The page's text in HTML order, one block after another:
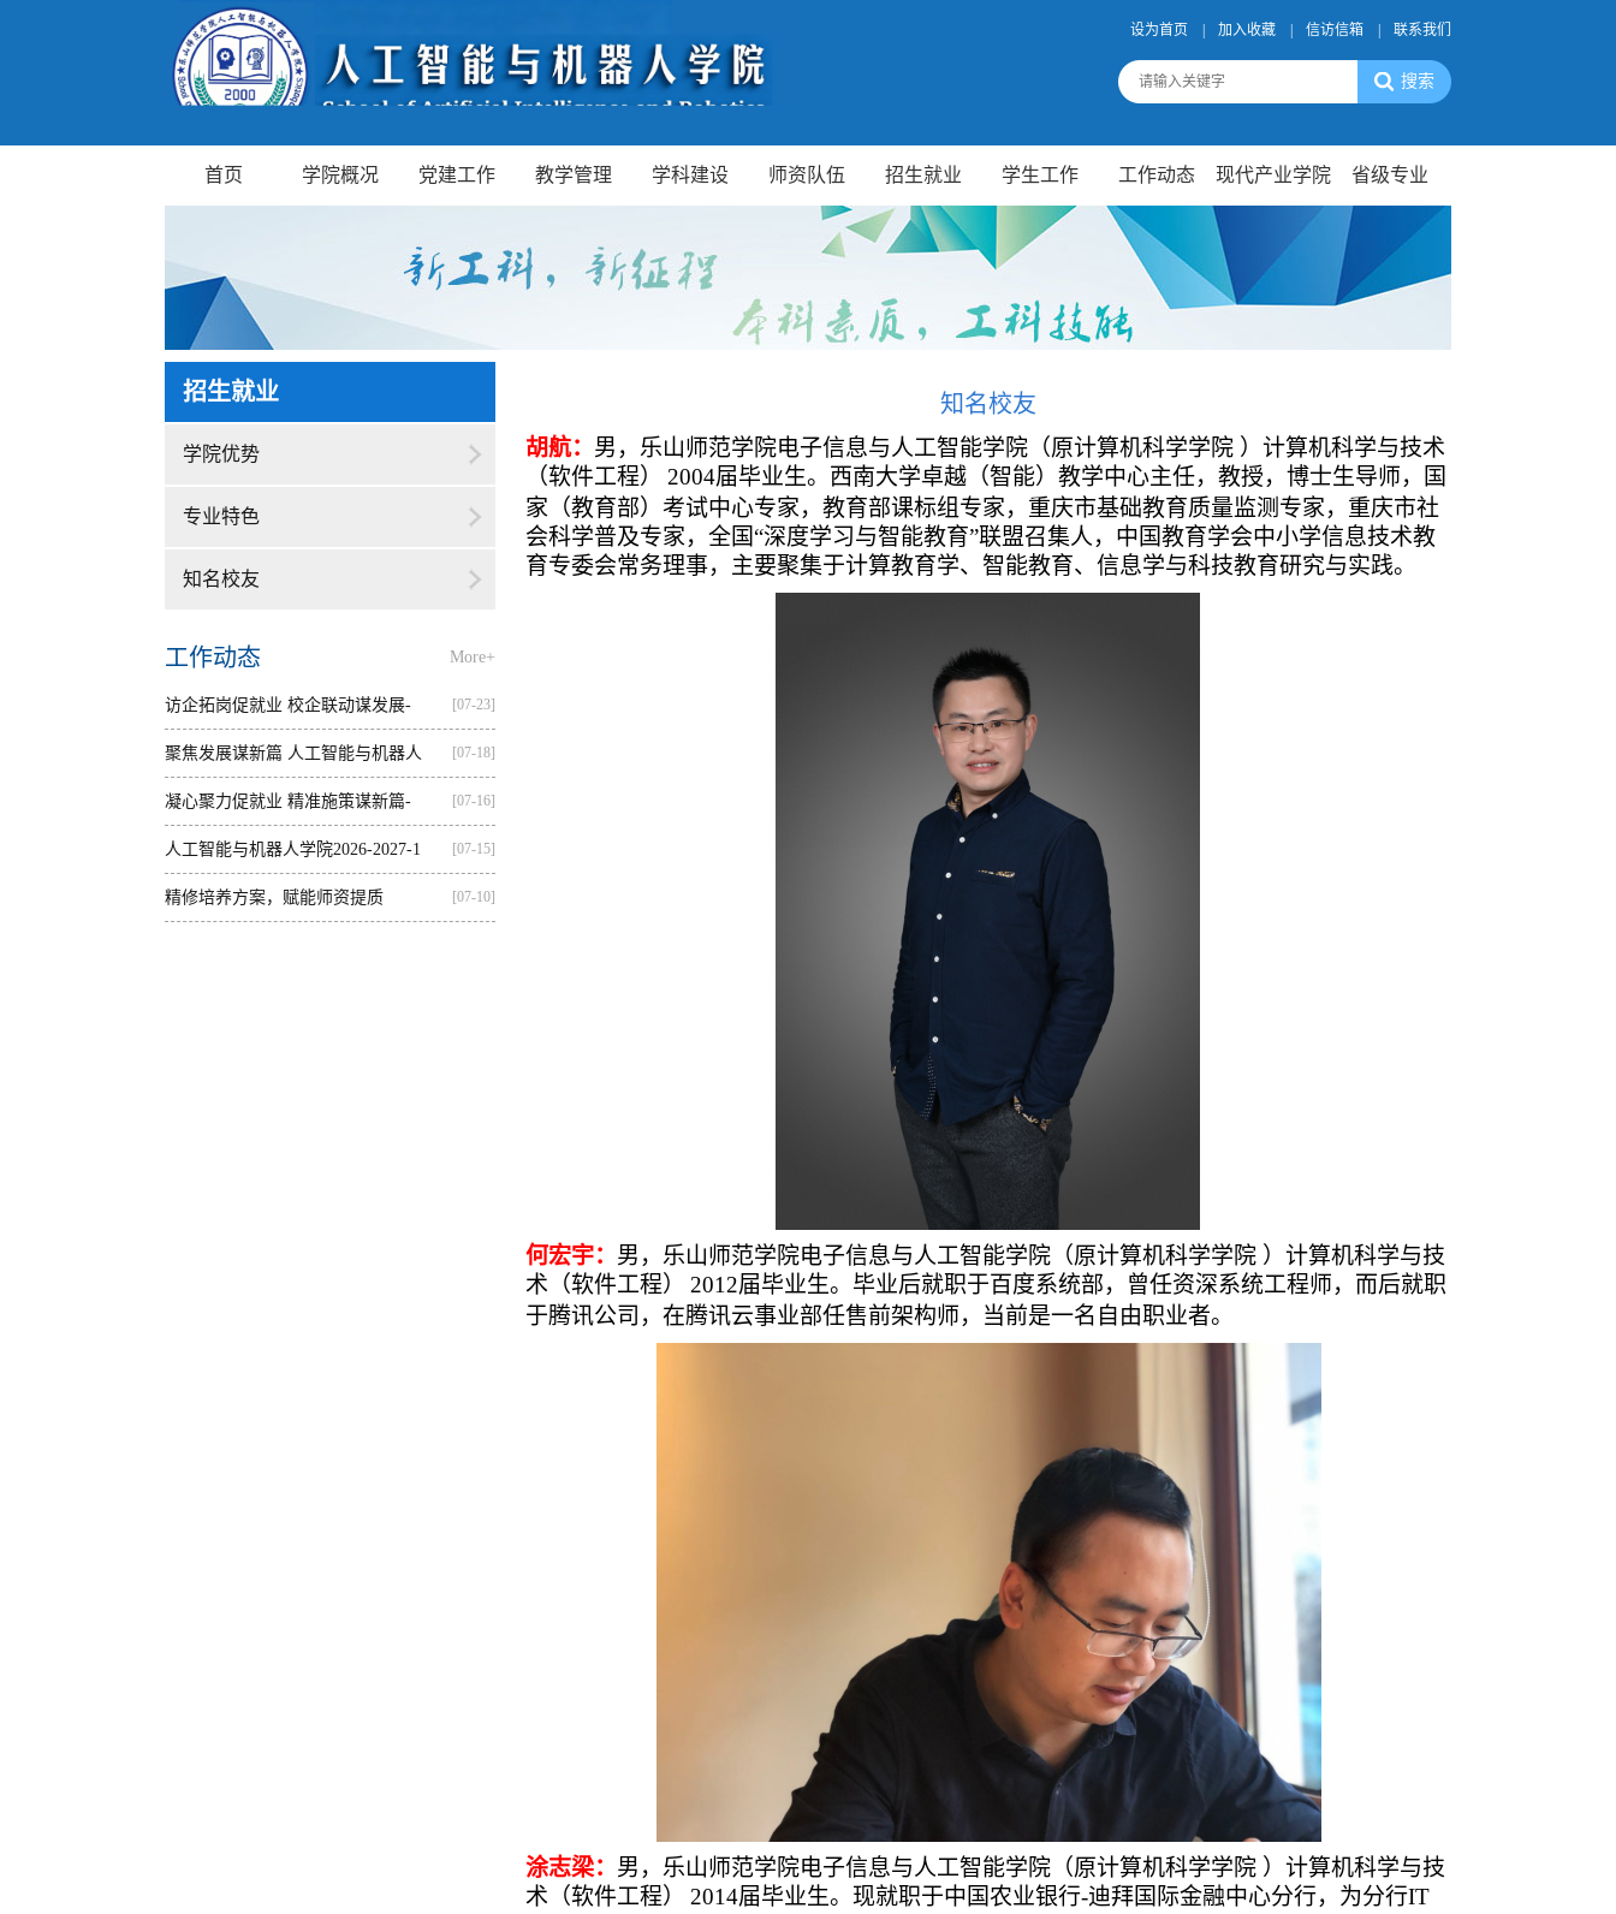
设为首页 加入收藏 信访信箱 联系我们
首页 学院概况 党建工作 教学管理 学科建设 师资队伍 招生就业 学生工作 工作动态 现代产业学院 省级专业
招生就业
学院优势
专业特色
知名校友
工作动态 More+
访企拓岗促就业 校企联动谋发展-
—...
[07-23]
聚焦发展谋新篇 人工智能与机器人
学...
[07-18]
凝心聚力促就业 精准施策谋新篇-
人...
[07-16]
人工智能与机器人学院2026-2027-1
学...
[07-15]
精修培养方案，赋能师资提质 [07-10]
知名校友
胡航： 男 ，乐山师范学院电子信息与人工智能学院（原计算机科学学院 ）计算机科学与技术
（软件工程） 2004届毕业生。 西南大学卓越（智能）教学中心主任，教授，博士生导师，国
家（教育部）考试中心专家，教育部课标组专家，重庆市基础教育质量监测专家，重庆市社
会科学普及专家，全国 “深度学习与智能教育”联盟召集人，中国教育学会中小学信息技术教
育专委会常务理事，主要聚集于计算教育学、智能教育、信息学与科技教育研究与实践。
何宏宇： 男 ，乐山师范学院电子信息与人工智能学院（原计算机科学学院 ）计算机科学与技
术（软件工程） 2012届毕业生。 毕业后就职于百度系统部，曾任资深系统工程师， 而后就职
于腾讯公司，在腾讯云事业部任售前架构师，当前是一名自由职业者。
涂志梁： 男 ，乐山师范学院电子信息与人工智能学院（原计算机科学学院 ）计算机科学与技
术（软件工程） 2014届毕业生。 现就职于中国农业银行-迪拜国际金融中心分行，为分行IT